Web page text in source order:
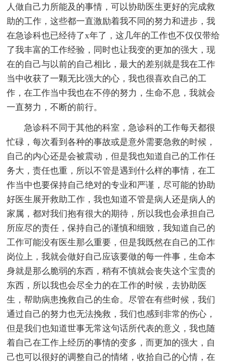
人做自己力所能及的事情，可以协助医生更好的完成救
助的工作，这些都一直激励着我不同的努力和进步，我
在急诊科也已经待了x年了，这几年的工作也不仅仅带给
了我丰富的工作经验，同时也让我变的更加的强大，现
在的自己与以前的自己相比，最大的差别就是我在工作
当中收获了一颗无比强大的心，我也很喜欢自己的工
作，在工作当中我也在不停的努力，生命不息，我就会
一直努力，不断的前行。
急诊科不同于其他的科室，急诊科的工作每天都很
忙碌，每次看到各种的事故或是意外需要急救的时候，
自己的内心还是会被震动，但是我也知道自己的工作任
务大，责任也重，所以不管是遇到什么样的事情，在工
作当中也要保持自己绝对的专业和严谨，尽可能的协助
好医生展开救助工作，我也知道不管是病人还是病人的
家属，都对我们抱有很大的期待，所以我也会承担自己
所应尽的责任，保持自己的谨慎和细致，我知道自己的
工作可能没有医生那么重要，但是我既然在自己的工作
岗位上，我就会做好自己应该要做的每一件事，生命本
身就是那么脆弱的东西，稍有不慎就会丧失这个宝贵的
东西，所以我也会尽全力的在工作的时候，去协助医
生，帮助病患挽救自己的生命。尽管在有些时候，我们
通过自己的努力也无法挽救，我们也感到非常的伤心，
但是我们也知道世事无常这句话所代表的意义，我也随
着自己在工作上经历的事情的变多，而更加的强大，自
己也可以很好的调整自己的情绪，收拾自己的心情，在